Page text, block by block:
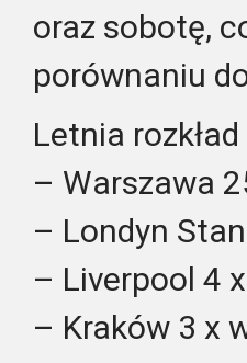
oraz sobotę,
porównaniu
Letnia
– Warszawa
– Londyn
– Liverpool 4
– Kraków 3 x